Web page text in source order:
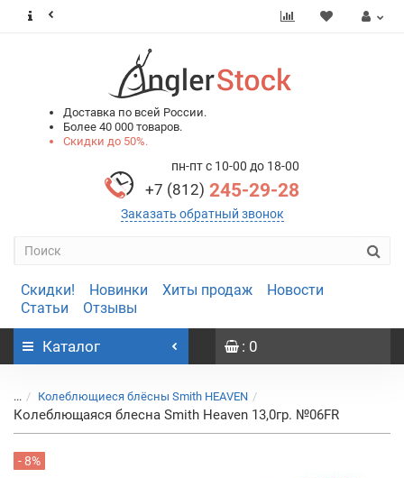
Доставка по всей России.
Более 40 000 товаров.
Скидки до 50%.
пн-пт с 10-00 до 18-00
+7 (812) 245-29-28
Заказать обратный звонок
Скидки! Новинки Хиты продаж
Новости
Статьи
Отзывы
Каталог : 0
... Колеблющиеся блёсны Smith HEAVEN
Колеблющаяся блесна Smith Heaven 13,0гр. №06FR
- 8%